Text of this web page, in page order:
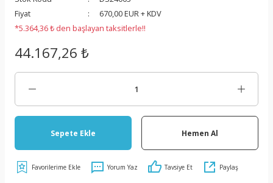
Fiyat
670,00 EUR + KDV
*5.364,36 ₺ den başlayan taksitlerle!!
44.167,26 ₺
Sepete Ekle Hemen Al
Yorum Yaz Tavsiye Et Paylaş